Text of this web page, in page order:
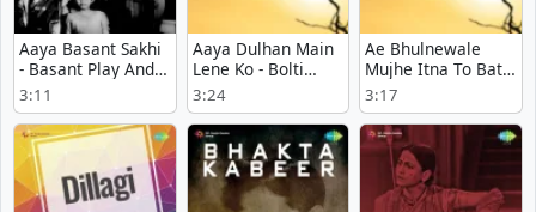
Aaya Basant Sakhi
- Basant Play And
Download mp3
song
3:11
Aaya Dulhan Main
Lene Ko - Bolti
Bulbul mp3 song
download
3:24
Ae Bhulnewale
Mujhe Itna To Bata
- Bolti Bulbul MP3
Song Download
3:17